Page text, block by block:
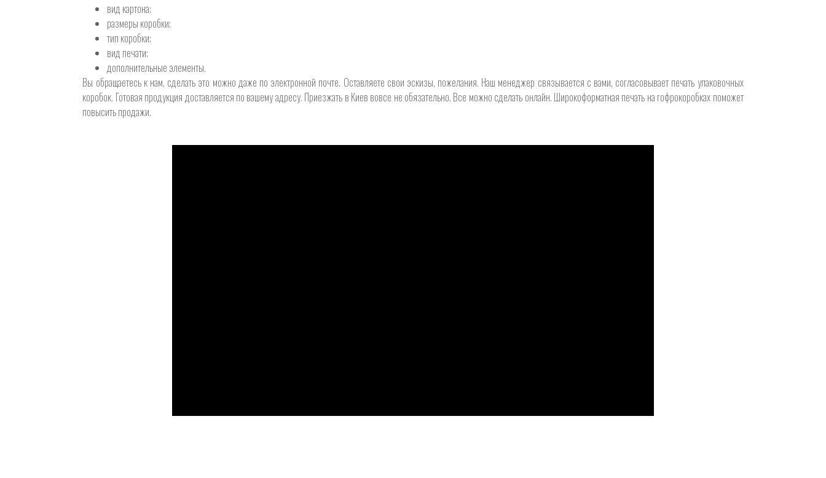
вид картона;
размеры коробки;
тип коробки;
вид печати;
дополнительные элементы.
Вы обращаетесь к нам, сделать это можно даже по электронной почте. Оставляете свои эскизы, пожелания. Наш менеджер связывается с вами, согласовывает печать упаковочных
коробок. Готовая продукция доставляется по вашему адресу. Приезжать в Киев вовсе не обязательно. Все можно сделать онлайн. Широкоформатная печать на гофрокоробках поможет
повысить продажи.